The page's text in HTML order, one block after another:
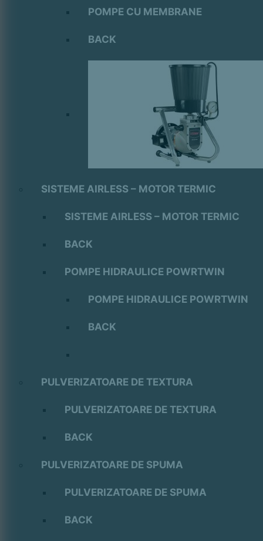
POMPE CU MEMBRANE
BACK
SISTEME AIRLESS – MOTOR TERMIC
SISTEME AIRLESS – MOTOR TERMIC
BACK
POMPE HIDRAULICE POWRTWIN
POMPE HIDRAULICE POWRTWIN
BACK
PULVERIZATOARE DE TEXTURA
PULVERIZATOARE DE TEXTURA
BACK
PULVERIZATOARE DE SPUMA
PULVERIZATOARE DE SPUMA
BACK